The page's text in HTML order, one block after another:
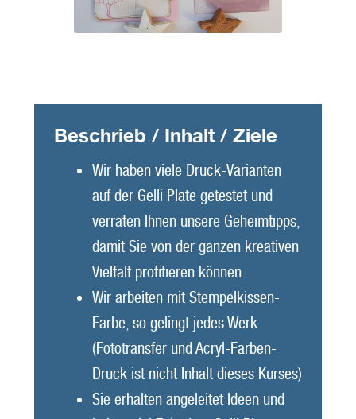
Beschrieb / Inhalt / Ziele
Wir haben viele Druck-Varianten
auf der Gelli Plate getestet und
verraten Ihnen unsere Geheimtipps,
damit Sie von der ganzen kreativen
Vielfalt profitieren können.
Wir arbeiten mit Stempelkissen-
Farbe, so gelingt jedes Werk
(Fototransfer und Acryl-Farben-
Druck ist nicht Inhalt dieses Kurses)
Sie erhalten angeleitet Ideen und